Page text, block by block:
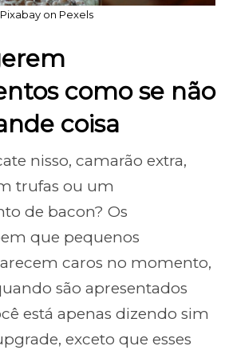
Pixabay on Pexels
como se não
coisa
nisso, camarão extra,
trufas ou um
de bacon? Os
que pequenos
caros no momento,
são apresentados
está apenas dizendo sim
exceto que esses